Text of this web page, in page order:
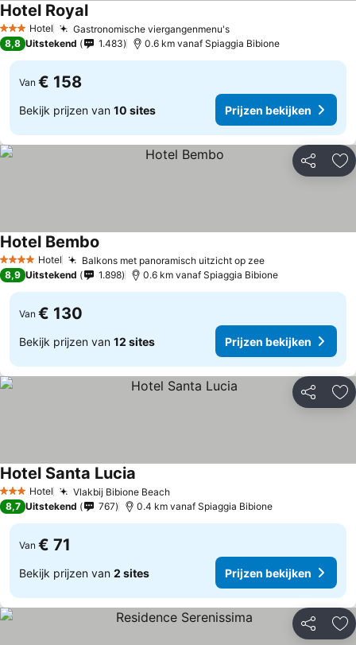
3 SterrenHotel Gastronomische viergangenmenu'sPrijzen bekijken
Hotel RoyalPrijzen bekijken
8,8 Uitstekend 1.483 0.6 km vanaf Spiaggia Bibione
Van € 158
Bekijk prijzen van 10 sites Prijzen bekijken
Delen
4 SterrenHotel Balkons met panoramisch uitzicht op zeePrijzen
Hotel Bembo
8,9 Uitstekend 1.898 0.6 km vanaf Spiaggia Bibione
Van € 130
Bekijk prijzen van 12 sites Prijzen bekijken
Delen
3 SterrenHotel Vlakbij Bibione BeachPrijzen bekijken
Hotel Santa Lucia
8,7 Uitstekend 767 0.4 km vanaf Spiaggia Bibione
Van € 71
Bekijk prijzen van 2 sites Prijzen bekijken
Delen